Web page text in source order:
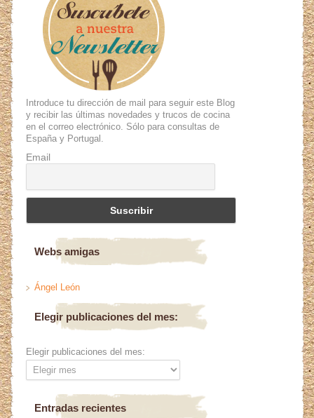
Introduce tu dirección de mail para seguir este Blog
y recibir las últimas novedades y trucos de cocina
en el correo electrónico. Sólo para consultas de
España y Portugal.
Email
Webs amigas
Ángel León
Elegir publicaciones del mes:
Elegir publicaciones del mes:
Entradas recientes